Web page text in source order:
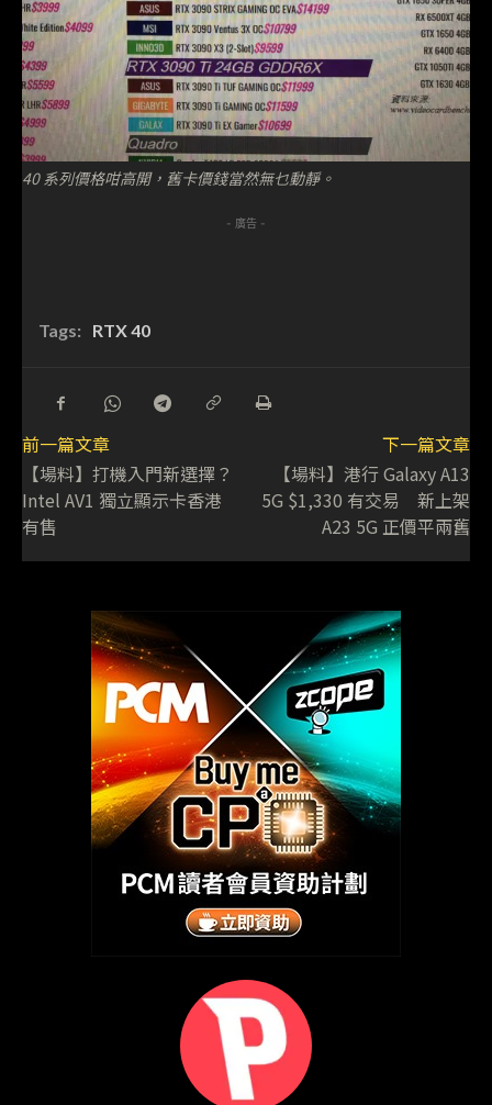
40 系列價格咁高開，舊卡價錢當然無乜動靜。
- 廣告 -
Tags: RTX 40
前一篇文章
【場料】打機入門新選擇？
Intel AV1 獨立顯示卡香港
有售
下一篇文章
【場料】港行 Galaxy A13
5G $1,330 有交易 新上架
A23 5G 正價平兩舊